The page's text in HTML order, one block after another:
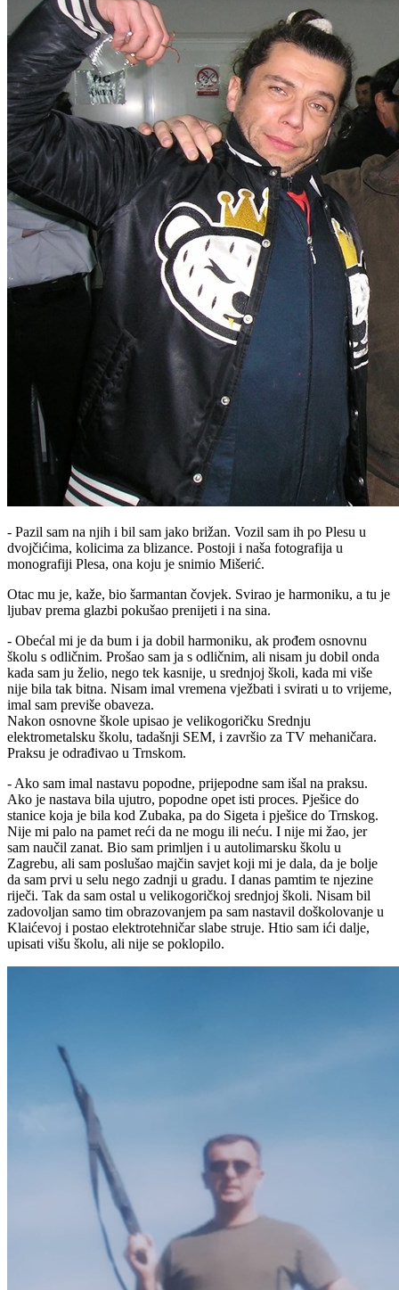
- Pazil sam na njih i bil sam jako brižan. Vozil sam ih po Plesu u
dvojčićima, kolicima za blizance. Postoji i naša fotografija u
monografiji Plesa, ona koju je snimio Mišerić.
Otac mu je, kaže, bio šarmantan čovjek. Svirao je harmoniku, a tu je
ljubav prema glazbi pokušao prenijeti i na sina.
- Obećal mi je da bum i ja dobil harmoniku, ak prođem osnovnu
školu s odličnim. Prošao sam ja s odličnim, ali nisam ju dobil onda
kada sam ju želio, nego tek kasnije, u srednjoj školi, kada mi više
nije bila tak bitna. Nisam imal vremena vježbati i svirati u to vrijeme,
imal sam previše obaveza.
Nakon osnovne škole upisao je velikogoričku Srednju
elektrometalsku školu, tadašnji SEM, i završio za TV mehaničara.
Praksu je odrađivao u Trnskom.
- Ako sam imal nastavu popodne, prijepodne sam išal na praksu.
Ako je nastava bila ujutro, popodne opet isti proces. Pješice do
stanice koja je bila kod Zubaka, pa do Sigeta i pješice do Trnskog.
Nije mi palo na pamet reći da ne mogu ili neću. I nije mi žao, jer
sam naučil zanat. Bio sam primljen i u autolimarsku školu u
Zagrebu, ali sam poslušao majčin savjet koji mi je dala, da je bolje
da sam prvi u selu nego zadnji u gradu. I danas pamtim te njezine
riječi. Tak da sam ostal u velikogoričkoj srednjoj školi. Nisam bil
zadovoljan samo tim obrazovanjem pa sam nastavil doškolovanje u
Klaićevoj i postao elektrotehničar slabe struje. Htio sam ići dalje,
upisati višu školu, ali nije se poklopilo.